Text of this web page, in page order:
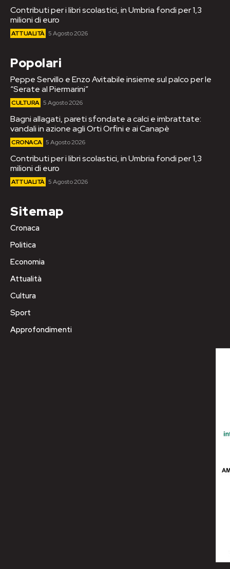
Contributi per i libri scolastici, in Umbria fondi per 1,3
milioni di euro
ATTUALITÀ 5 Agosto 2026
Popolari
Peppe Servillo e Enzo Avitabile insieme sul palco per le
“Serate al Piermarini”
CULTURA 5 Agosto 2026
Bagni allagati, pareti sfondate a calci e imbrattate:
vandali in azione agli Orti Orfini e ai Canapè
CRONACA 5 Agosto 2026
Contributi per i libri scolastici, in Umbria fondi per 1,3
milioni di euro
ATTUALITÀ 5 Agosto 2026
Sitemap
Cronaca
Politica
Economia
Attualità
Cultura
Sport
Approfondimenti